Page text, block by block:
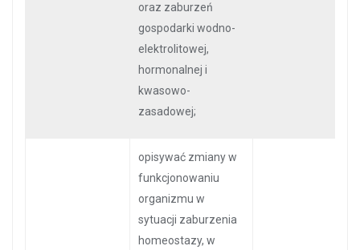
oraz zaburzeń
gospodarki wodno-
elektrolitowej,
hormonalnej i
kwasowo-
zasadowej;
opisywać zmiany w
funkcjonowaniu
organizmu w
sytuacji zaburzenia
homeostazy, w